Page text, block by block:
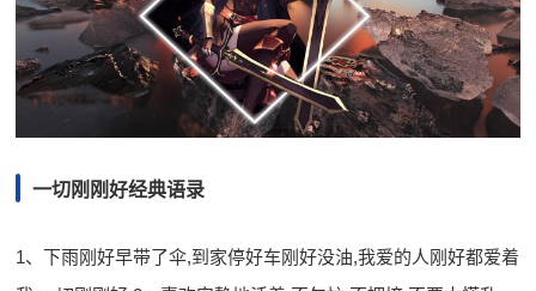
一切刚刚好经典语录
1、下雨刚好早带了伞,到家停好车刚好没油,我爱的人刚好都爱着